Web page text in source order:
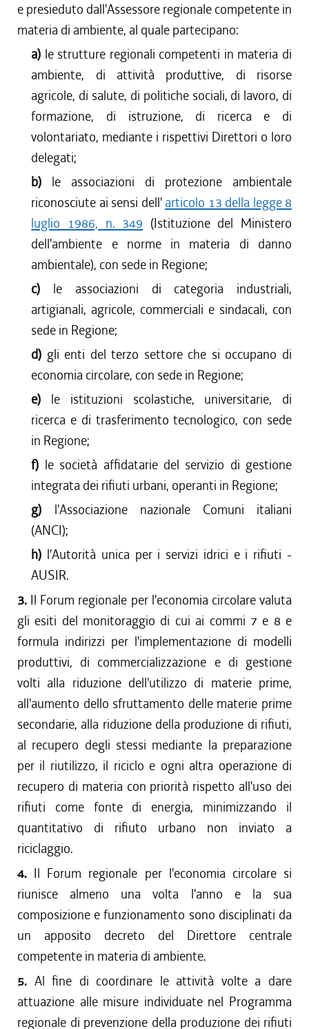
e presieduto dall'Assessore regionale competente in
materia di ambiente, al quale partecipano:
a) le strutture regionali competenti in materia di
ambiente, di attività produttive, di risorse
agricole, di salute, di politiche sociali, di lavoro, di
formazione, di istruzione, di ricerca e di
volontariato, mediante i rispettivi Direttori o loro
delegati;
b) le associazioni di protezione ambientale
riconosciute ai sensi dell' articolo 13 della legge 8
luglio 1986, n. 349 (Istituzione del Ministero
dell'ambiente e norme in materia di danno
ambientale), con sede in Regione;
c) le associazioni di categoria industriali,
artigianali, agricole, commerciali e sindacali, con
sede in Regione;
d) gli enti del terzo settore che si occupano di
economia circolare, con sede in Regione;
e) le istituzioni scolastiche, universitarie, di
ricerca e di trasferimento tecnologico, con sede
in Regione;
f) le società affidatarie del servizio di gestione
integrata dei rifiuti urbani, operanti in Regione;
g) l'Associazione nazionale Comuni italiani
(ANCI);
h) l'Autorità unica per i servizi idrici e i rifiuti -
AUSIR.
3. Il Forum regionale per l'economia circolare valuta
gli esiti del monitoraggio di cui ai commi 7 e 8 e
formula indirizzi per l'implementazione di modelli
produttivi, di commercializzazione e di gestione
volti alla riduzione dell'utilizzo di materie prime,
all'aumento dello sfruttamento delle materie prime
secondarie, alla riduzione della produzione di rifiuti,
al recupero degli stessi mediante la preparazione
per il riutilizzo, il riciclo e ogni altra operazione di
recupero di materia con priorità rispetto all'uso dei
rifiuti come fonte di energia, minimizzando il
quantitativo di rifiuto urbano non inviato a
riciclaggio.
4. Il Forum regionale per l'economia circolare si
riunisce almeno una volta l'anno e la sua
composizione e funzionamento sono disciplinati da
un apposito decreto del Direttore centrale
competente in materia di ambiente.
5. Al fine di coordinare le attività volte a dare
attuazione alle misure individuate nel Programma
regionale di prevenzione della produzione dei rifiuti